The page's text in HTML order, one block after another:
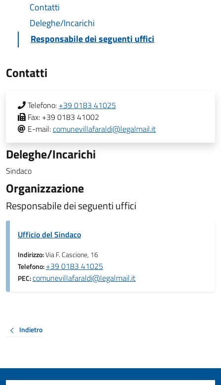
Contatti
Deleghe/Incarichi
Responsabile dei seguenti uffici
Contatti
Telefono: +39 0183 41025
Fax: +39 0183 41002
E-mail:comunevillafaraldi@legalmail.it
Deleghe/Incarichi
Sindaco
Organizzazione
Responsabile dei seguenti uffici
Ufficio del Sindaco
Indirizzo:Via F. Cascione, 16
Telefono:+39 0183 41025
PEC:comunevillafaraldi@legalmail.it
Indietro